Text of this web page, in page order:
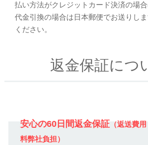
払い方法がクレジットカード決済の場合
代金引換の場合は日本郵便でお送りし
ください。
返金保証につ
安心の60日間返金保証 （返送費
料弊社負担）